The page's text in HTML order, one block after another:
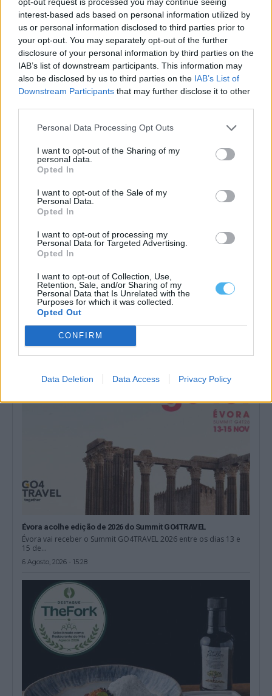
interest-based ads based on personal information utilized by
us or personal information disclosed to third parties prior to
your opt-out. You may separately opt-out of the further
disclosure of your personal information by third parties on the
IAB’s list of downstream participants. This information may
also be disclosed by us to third parties on the IAB’s List of
Downstream Participants that may further disclose it to other
Personal Data Processing Opt Outs
I want to opt-out of the Sharing of my
personal data.
Opted In
I want to opt-out of the Sale of my
Personal Data.
Opted In
I want to opt-out of processing my
Personal Data for Targeted Advertising.
Opted In
I want to opt-out of Collection, Use,
Retention, Sale, and/or Sharing of my
Personal Data that Is Unrelated with the
Purposes for which it was collected.
Opted Out
CONFIRM
Data Deletion Data Access Privacy Policy
Évora acolhe edição de 2026 do Summit GO4TRAVEL
Évora vai receber o Summit GO4TRAVEL 2026 entre os dias 13 e
15 de...
6 Agosto, 2026 - 15:28